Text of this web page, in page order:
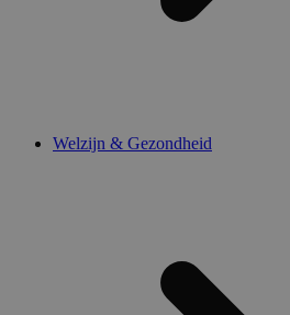
Welzijn & Gezondheid